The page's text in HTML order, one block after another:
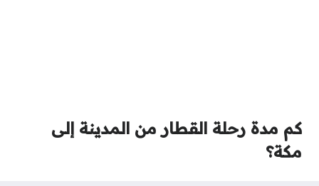
كم مدة رحلة القطار من المدينة إلى
مكة؟